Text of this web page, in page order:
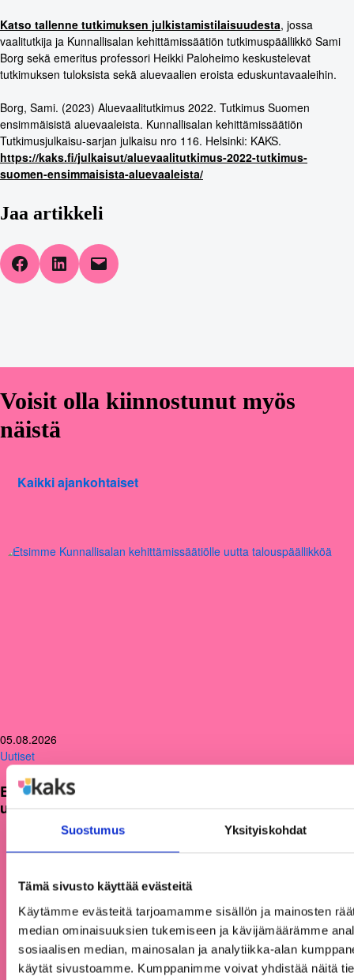
Suostumus Yksityiskohdat
Tämä sivusto käyttää evästeitä
Käytämme evästeitä tarjoamamme sisällön ja mainosten
median ominaisuuksien tukemiseen ja kävijämäärämme
sosiaalisen median, mainosalan ja analytiikka-alan
käytät sivustoamme. Kumppanimme voivat yhdistää näitä
Katso tallenne tutkimuksen julkistamistilaisuudesta, jossa
vaalitutkija ja Kunnallisalan kehittämissäätiön tutkimuspäällikkö Sami
Borg sekä emeritus professori Heikki Paloheimo keskustelevat
tutkimuksen tuloksista sekä aluevaalien eroista eduskuntavaaleihin.
Borg, Sami. (2023) Aluevaalitutkimus 2022. Tutkimus Suomen
ensimmäisistä aluevaaleista. Kunnallisalan kehittämissäätiön
Tutkimusjulkaisu-sarjan julkaisu nro 116. Helsinki: KAKS.
https://kaks.fi/julkaisut/aluevaalitutkimus-2022-tutkimus-
suomen-ensimmaisista-aluevaaleista/
Jaa artikkeli
Share on Facebook
Share on LinkedIn
Email this Page
Voisit olla kiinnostunut myös
näistä
Kaikki ajankohtaiset
05.08.2026
Uutiset
Etsimme Kunnallisalan kehittämissäätiölle
uutta talouspäällikköä